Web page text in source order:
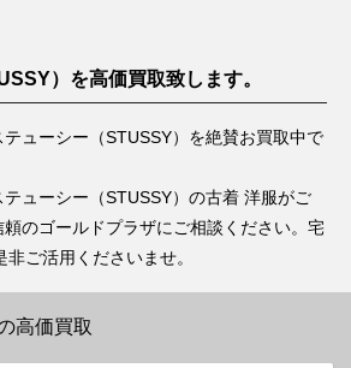
）を高価買取致します。
ューシー（STUSSY）を絶賛お買取中で
ューシー（STUSSY）の古着 洋服がご
のゴールドプラザにご相談ください。宅
ご活用くださいませ。
高価買取